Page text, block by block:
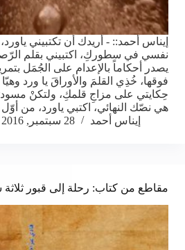
إيناس أحمد:: - أريدك أن تكتبيني
نفسي في سطوركِ، اكتبيني بقلم
يصدر أحكاماً بالإعدام على الجُمَل
فوقها، خُذِي القلمَ والأوراقَ يا ورد
حِكايتي على مزاجِ قلمكِ، ولتكنْ
هي نصّك النهائي، اكتبي ياورد، من
إيناس أحمد
28 سبتمبر, 2016
مقاطع من كتاب: رحلة إلى قبور ثلاثة